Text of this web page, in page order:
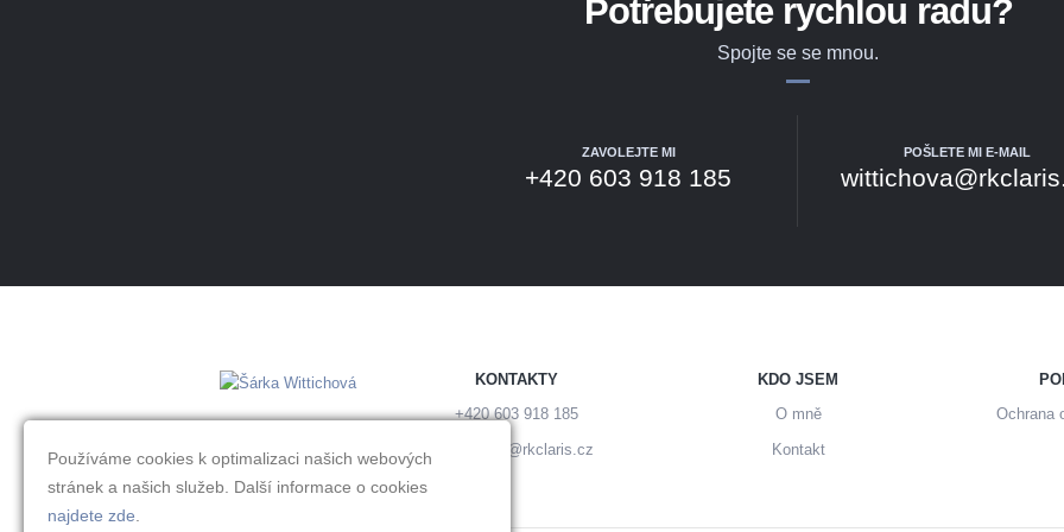
Potřebujete rychlou radu?
Spojte se se mnou.
ZAVOLEJTE MI
+420 603 918 185
POŠLETE MI E-MAIL
KONTAKTY
+420 603 918 185
wittichova@rkclaris.cz
KDO JSEM
O mně
Kontakt
Ochrana
Používáme cookies k optimalizaci našich webových
stránek a našich služeb. Další informace o cookies
najdete zde